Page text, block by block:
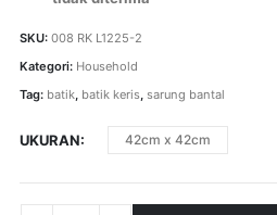
SKU: 008 RK L1225-2
Kategori: Household
Tag: batik, batik keris, sarung bantal
UKURAN 42cm x 42cm